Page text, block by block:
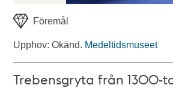
Föremål
Upphov: Okänd. Medeltidsmuseet
Trebensgryta från 1300-